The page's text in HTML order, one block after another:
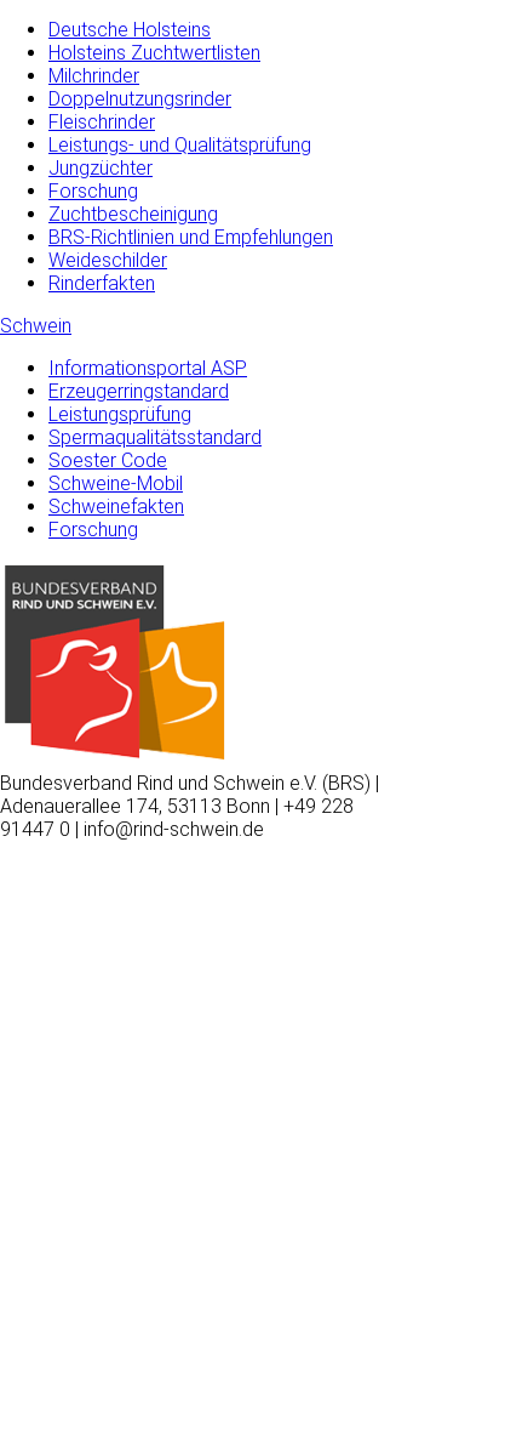
Deutsche Holsteins
Holsteins Zuchtwertlisten
Milchrinder
Doppelnutzungsrinder
Fleischrinder
Leistungs- und Qualitätsprüfung
Jungzüchter
Forschung
Zuchtbescheinigung
BRS-Richtlinien und Empfehlungen
Weideschilder
Rinderfakten
Schwein
Informationsportal ASP
Erzeugerringstandard
Leistungsprüfung
Spermaqualitätsstandard
Soester Code
Schweine-Mobil
Schweinefakten
Forschung
Bundesverband Rind und Schwein e.V. (BRS) |
Adenauerallee 174, 53113 Bonn | +49 228
91447 0 | info@rind-schwein.de